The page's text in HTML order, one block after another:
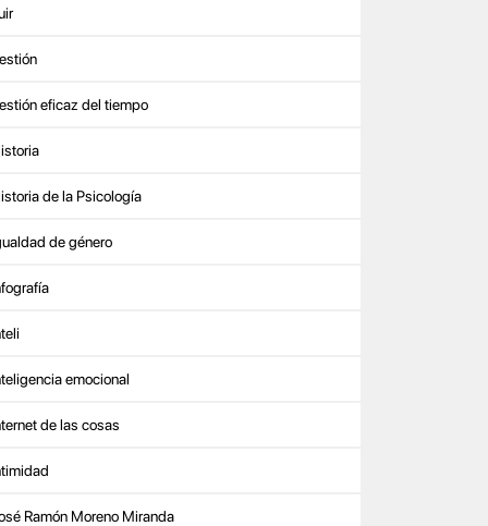
eficaz del tiempo
de la Psicología
de género
emocional
de las cosas
Ramón Moreno Miranda